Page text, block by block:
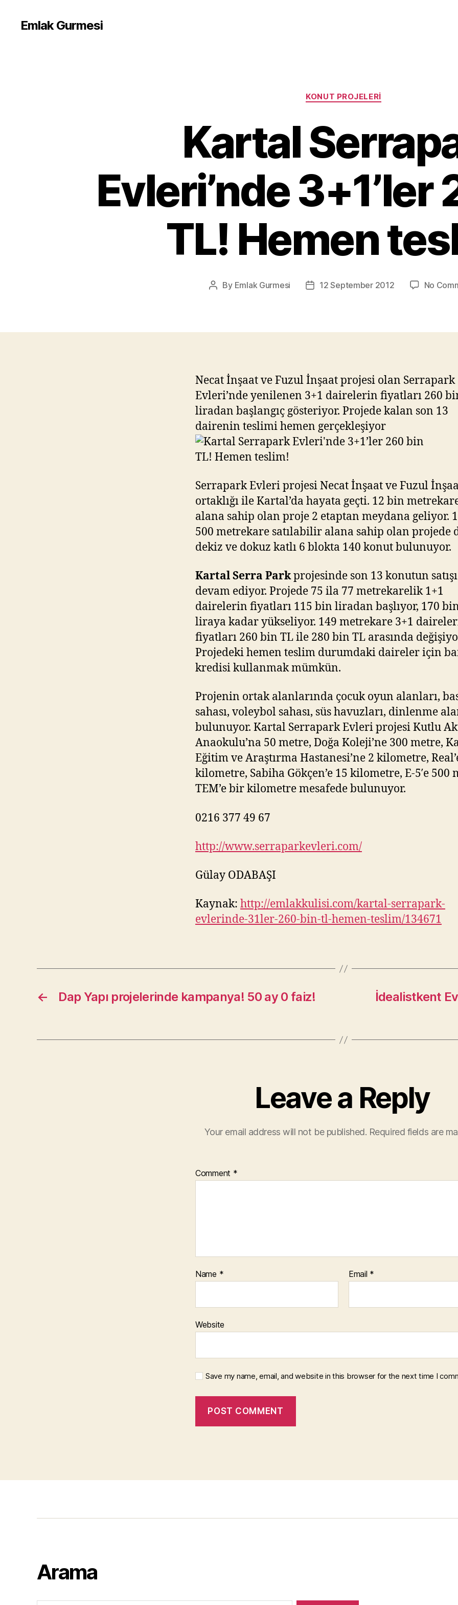
Emlak Gurmesi
Categories
KONUT PROJELERI
Kartal
Evleri’nde 3+1’ler
TL! Hemen
Post
By Emlak Gurmesi
Post12 September 2012 No
Necat İnşaat ve Fuzul İnşaat projesi olan Serrapark
Evleri’nde yenilenen 3+1 dairelerin fiyatları 260
liradan başlangıç gösteriyor. Projede kalan son 13
dairenin teslimi hemen gerçekleşiyor
Serrapark Evleri projesi Necat İnşaat ve Fuzul
ortaklığı ile Kartal’da hayata geçti. 12 bin
alana sahip olan proje 2 etaptan meydana geliyor.
500 metrekare satılabilir alana sahip olan projede
dekiz ve dokuz katlı 6 blokta 140 konut bulunuyor.
Kartal Serra Parkprojesinde son 13 konutun satışı
devam ediyor. Projede 75 ila 77 metrekarelik 1+1
dairelerin fiyatları 115 bin liradan başlıyor, 170
liraya kadar yükseliyor. 149 metrekare 3+1
fiyatları 260 bin TL ile 280 bin TL arasında
Projedeki hemen teslim durumdaki daireler için
kredisi kullanmak mümkün.
Projenin ortak alanlarında çocuk oyun alanları,
sahası, voleybol sahası, süs havuzları, dinlenme
bulunuyor. Kartal Serrapark Evleri projesi Kutlu
Anaokulu’na 50 metre, Doğa Koleji’ne 300 metre,
Eğitim ve Araştırma Hastanesi’ne 2 kilometre,
kilometre, Sabiha Gökçen’e 15 kilometre, E-5′e 500
TEM’e bir kilometre mesafede bulunuyor.
0216 377 49 67
http://www.serraparkevleri.com/
Gülay ODABAŞI
Kaynak: http://emlakkulisi.com/kartal-serrapark-
evlerinde-31ler-260-bin-tl-hemen-teslim/134671
← Dap Yapı projelerinde kampanya! 50 ay 0 faiz!
İdealistkent
Leave a Reply
Your email address will not be published. Required fields are
Comment *
Name * Email *
Website
Save my name, email, and website in this browser for the next time I
Arama